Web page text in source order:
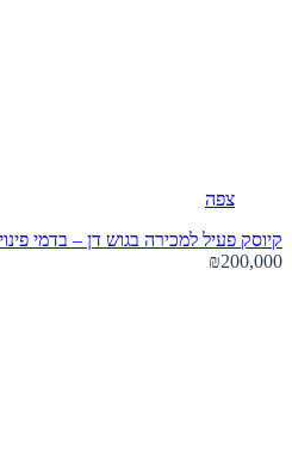
צפה
קיוסק פעיל למכירה בגוש דן – בדמי
₪200,000